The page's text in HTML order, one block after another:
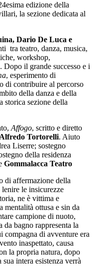
edizione della
la sezione dedicata al
Dario De Luca e
tra teatro, danza, musica,
workshop,
il grande successo e i
, esperimento di
di contribuire al percorso
della danza e della
storica sezione della
Affogo, scritto e diretto
Tortorelli. Aiuto
Liserre; sostegno
della residenza
Gommalacca Teatro
di affermazione della
le insicurezze
ne è vittima e
mentalità ottusa e sin da
campione di nuoto,
da bagno rappresenta la
compagna di avventure era
inaspettato, causa
la propria natura, dopo
intera esistenza verrà